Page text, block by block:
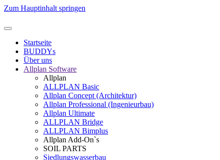
Zum Hauptinhalt springen
Startseite
BUDDYs
Über uns
Allplan Software
Allplan
ALLPLAN Basic
Allplan Concept (Architektur)
Allplan Professional (Ingenieurbau)
Allplan Ultimate
ALLPLAN Bridge
ALLPLAN Bimplus
Allplan Add-On`s
SOIL PARTS
Siedlungswasserbau